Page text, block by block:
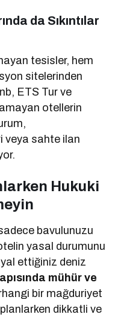
da Sıkıntılar
tesisler, hem
sitelerinden
ETS Tur ve
otellerin
veya sahte ilan
Hukuki
bavulunuzu
yasal durumunu
ettiğiniz deniz
mühür ve
bir mağduriyet
dikkatli ve